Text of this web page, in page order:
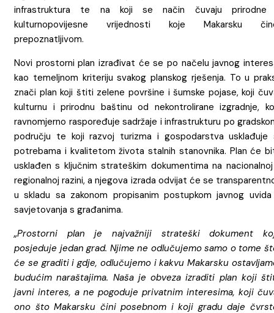
infrastruktura te na koji se način čuvaju
kulturnopovijesne vrijednosti koje Makarsku
prepoznatljivom.
Novi prostorni plan izrađivat će se po načelu javnog
kao temeljnom kriteriju svakog planskog rješenja. To u
znači plan koji štiti zelene površine i šumske pojase, koji
kulturnu i prirodnu baštinu od nekontrolirane izgradnje,
ravnomjerno raspoređuje sadržaje i infrastrukturu po
području te koji razvoj turizma i gospodarstva usklađuje
potrebama i kvalitetom života stalnih stanovnika. Plan će
usklađen s ključnim strateškim dokumentima na
regionalnoj razini, a njegova izrada odvijat će se
u skladu sa zakonom propisanim postupkom javnog
savjetovanja s građanima.
„Prostorni plan je najvažniji strateški dokument
posjeduje jedan grad. Njime ne odlučujemo samo o tome
će se graditi i gdje, odlučujemo i kakvu Makarsku
budućim naraštajima. Naša je obveza izraditi plan koji
javni interes, a ne pogoduje privatnim interesima, koji
ono što Makarsku čini posebnom i koji gradu daje